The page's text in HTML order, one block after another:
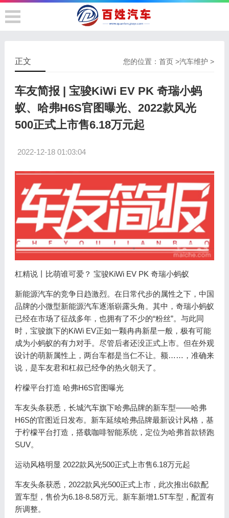
您的位置：首页 >汽车维护 >
正文
车友简报 | 宝骏KiWi EV PK 奇瑞小蚂
蚁、哈弗H6S官图曝光、2022款风光
500正式上市售6.18万元起
2022-12-18 01:03:04
杠精说丨比萌谁可爱？ 宝骏KiWi EV PK 奇瑞小蚂蚁
新能源汽车的竞争日趋激烈。在日常代步的属性之下，中国
品牌的小微型新能源汽车逐渐崭露头角。其中，奇瑞小蚂蚁
已经在市场了征战多年，也拥有了不少的“粉丝”。与此同
时，宝骏旗下的KiWi EV正如一颗冉冉新星一般，极有可能
成为小蚂蚁的有力对手。尽管后者还没正式上市。但在外观
设计的萌新属性上，两台车都是当仁不让。额……，准确来
说，是车友君和杠叔已经争的热火朝天了。
柠檬平台打造 哈弗H6S官图曝光
车友头条获悉，长城汽车旗下哈弗品牌的新车型——哈弗
H6S的官图近日发布。新车延续哈弗品牌最新设计风格，基
于柠檬平台打造，搭载咖啡智能系统，定位为哈弗首款轿跑
SUV。
运动风格明显 2022款风光500正式上市售6.18万元起
车友头条获悉，2022款风光500正式上市，此次推出6款配
置车型，售价为6.18-8.58万元。新车新增1.5T车型，配置有
所调整。